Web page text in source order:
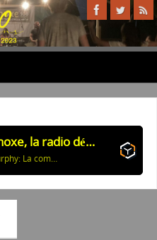
Equinoxe, la radio découverte
BaliMurphy: La comptine des trois balles